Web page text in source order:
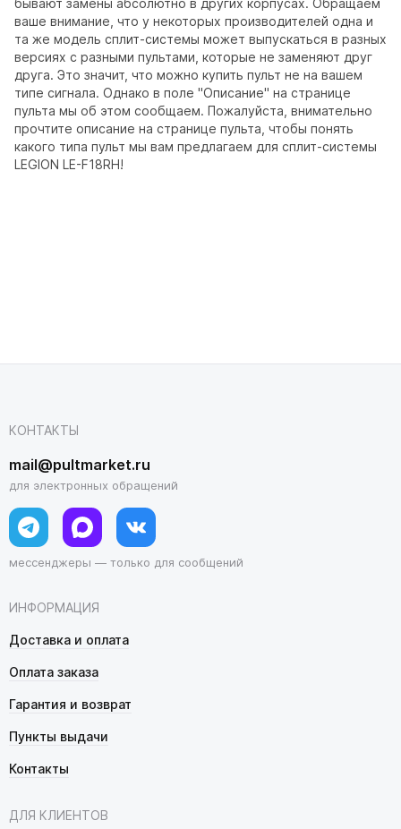
бывают замены абсолютно в других корпусах. Обращаем
ваше внимание, что у некоторых производителей одна и
та же модель сплит-системы может выпускаться в разных
версиях с разными пультами, которые не заменяют друг
друга. Это значит, что можно купить пульт не на вашем
типе сигнала. Однако в поле "Описание" на странице
пульта мы об этом сообщаем. Пожалуйста, внимательно
прочтите описание на странице пульта, чтобы понять
какого типа пульт мы вам предлагаем для сплит-системы
LEGION LE-F18RH!
ИНФОРМАЦИЯ
Доставка и оплата
Оплата заказа
Гарантия и возврат
Пункты выдачи
Контакты
ДЛЯ КЛИЕНТОВ
КОНТАКТЫ
mail@pultmarket.ru
для электронных обращений
мессенджеры — только для сообщений